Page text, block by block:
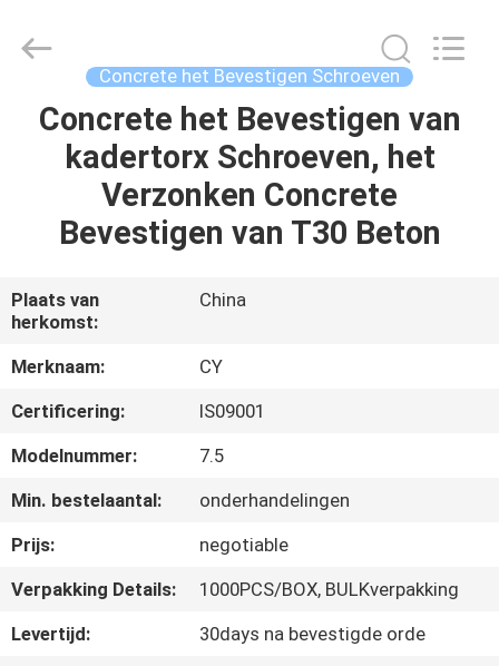
HUIS
PRODUCTEN
ONS
FABRIEKSREIS
KWALITEITSCONTROLE
CONTACTEER
ONS
NIEUWS
Co,LTD.
Concrete het Bevestigen Schroeven
Concrete het Bevestigen van
kadertorx Schroeven, het
Verzonken Concrete
Bevestigen van T30 Beton
Plaats van
herkomst:
China
Merknaam:
CY
Certificering:
IS09001
Modelnummer:
7.5
Min. bestelaantal:
onderhandelingen
Prijs:
negotiable
Verpakking Details:
1000PCS/BOX, BULKverpakking
Levertijd:
30days na bevestigde orde